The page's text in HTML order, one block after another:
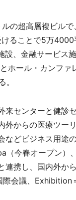
の超高層複ビルで
ることで5万
、金融サービス
ホール・カンファ
センターと健診
外からの医療ツー
などビジネス用途
今春オープン）
連携し、国内外か
会議、Exhibition